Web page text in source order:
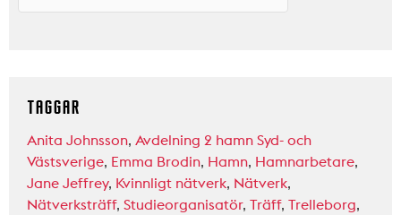
TAGGAR
Anita Johnsson, Avdelning 2 hamn Syd- och
Västsverige, Emma Brodin, Hamn, Hamnarbetare,
Jane Jeffrey, Kvinnligt nätverk, Nätverk,
Nätverksträff, Studieorganisatör, Träff, Trelleborg,